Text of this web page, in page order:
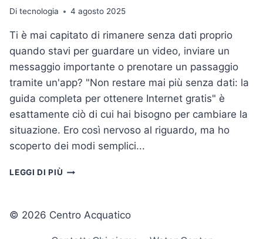
Di tecnologia 4 agosto 2025
Ti è mai capitato di rimanere senza dati proprio
quando stavi per guardare un video, inviare un
messaggio importante o prenotare un passaggio
tramite un'app? "Non restare mai più senza dati: la
guida completa per ottenere Internet gratis" è
esattamente ciò di cui hai bisogno per cambiare la
situazione. Ero così nervoso al riguardo, ma ho
scoperto dei modi semplici...
LEGGI DI PIÙ GUIDA
INTERNET
© 2026 Centro Acquatico